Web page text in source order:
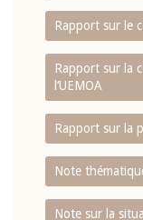
Rapport sur le
Rapport sur la
l‘UEMOA
Rapport sur la
Note
Note sur la